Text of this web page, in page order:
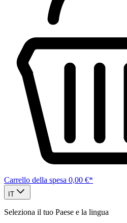
Carrello della spesa 0,00 €*
IT
Seleziona il tuo Paese e la lingua